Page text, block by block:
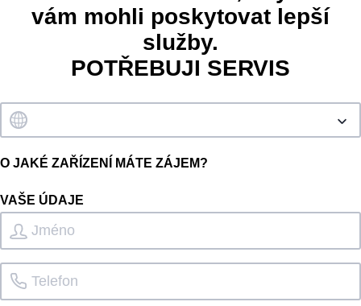
vám mohli poskytovat lepší
služby.
POTŘEBUJI SERVIS
O JAKÉ ZAŘÍZENÍ MÁTE ZÁJEM?
VAŠE ÚDAJE